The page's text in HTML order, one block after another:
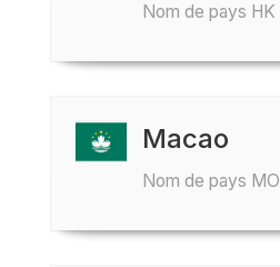
Nom de pays HK
Macao
Nom de pays MO